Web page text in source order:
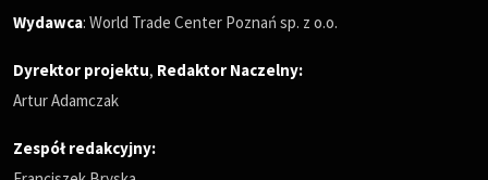
Wydawca: World Trade Center Poznań sp. z o.o.
Dyrektor projektu, Redaktor Naczelny:
Artur Adamczak
Zespół redakcyjny: